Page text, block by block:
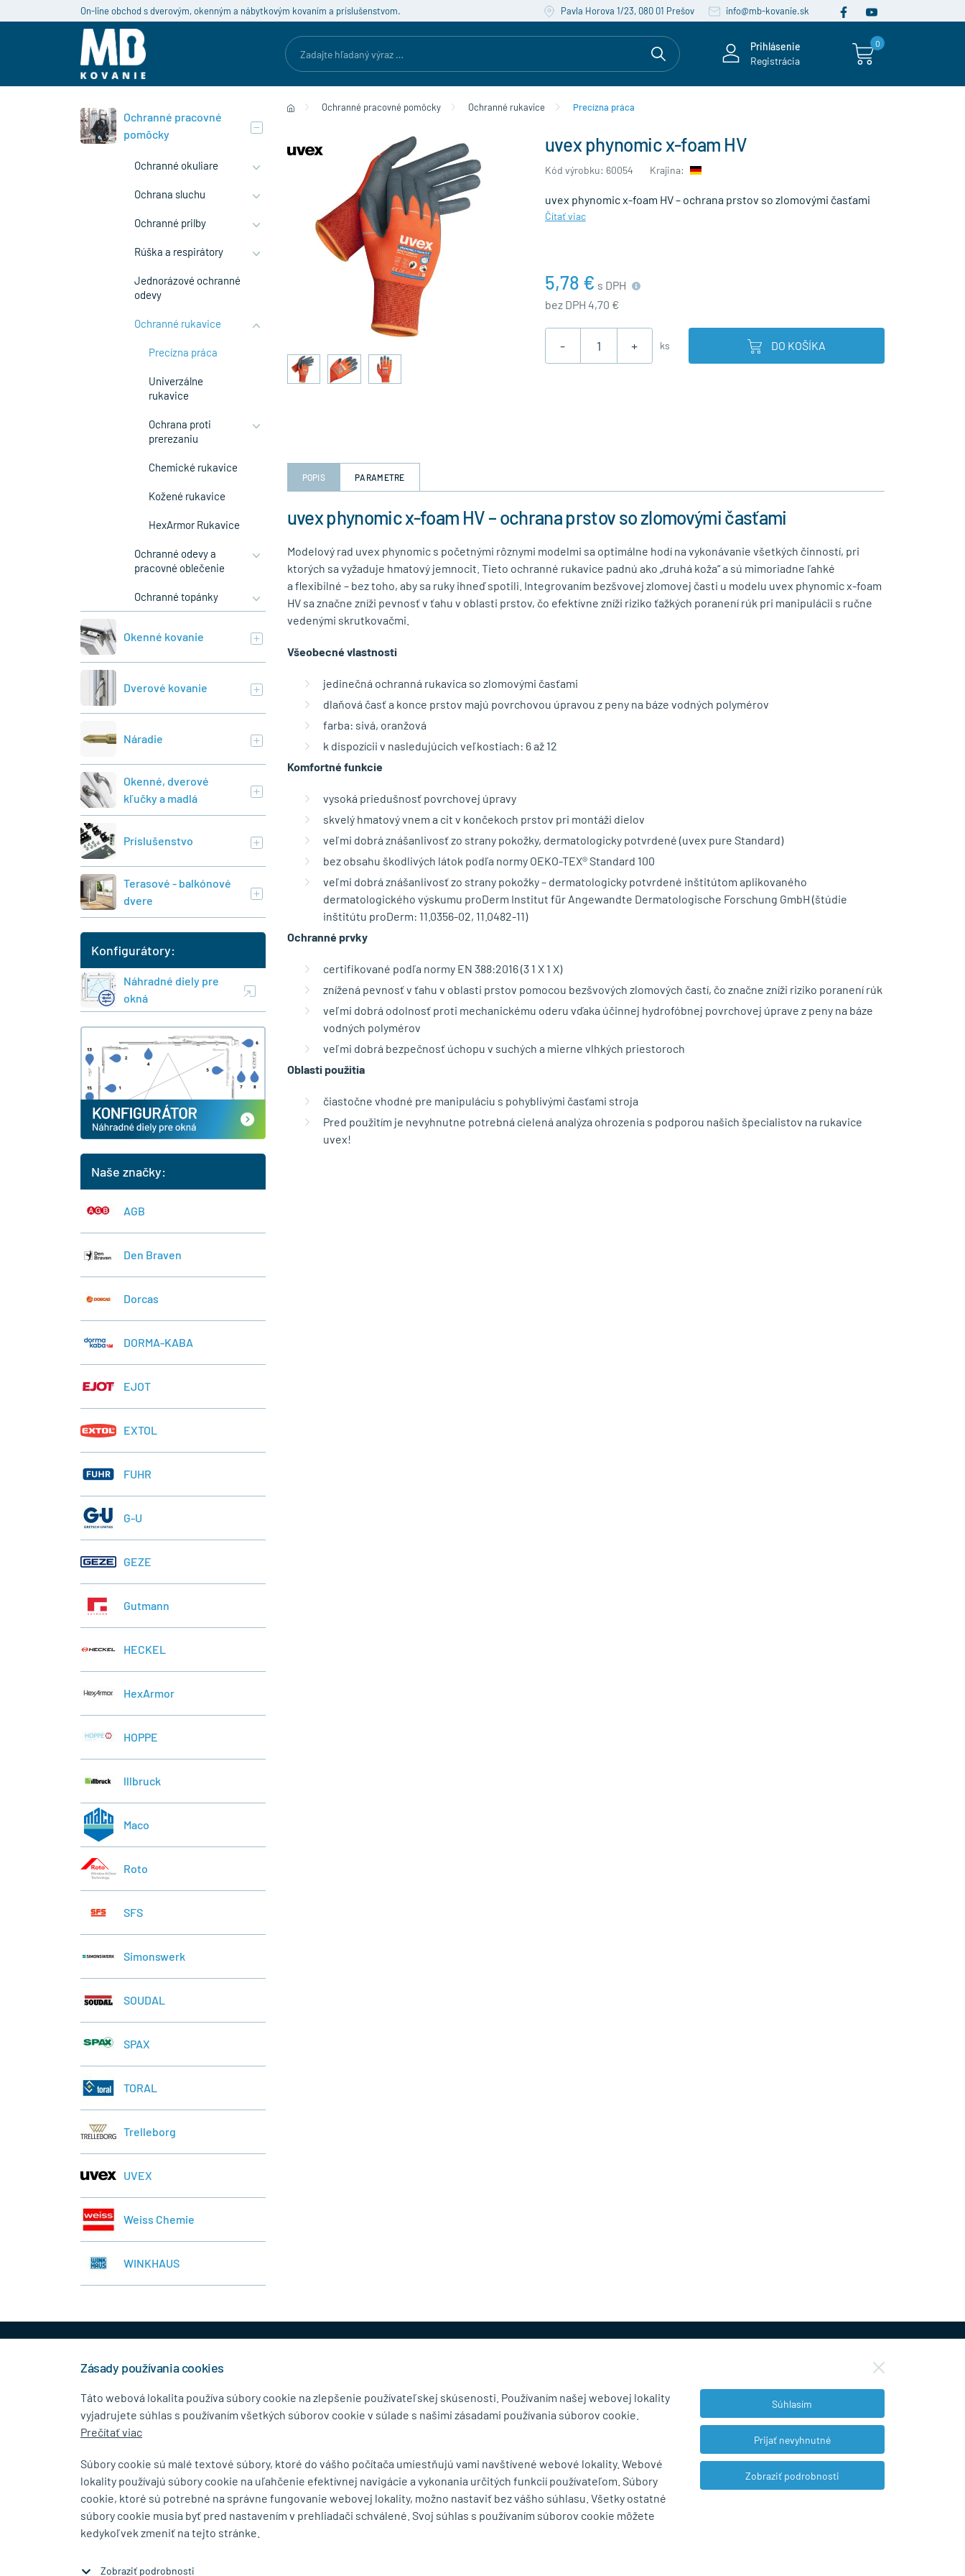
On-line obchod s dverovým, okenným a nábytkovým kovaním a príslušenstvom. Pavla Horova 1/23, 080 01 Prešov info@mb-kovanie.sk
Prihlásenie
Registrácia
0
Ochranné pracovné pomôcky Ochranné rukavice Precízna práca
uvex phynomic x-foam HV
Kód výrobku: 60054 Krajina:
uvex phynomic x-foam HV – ochrana prstov so zlomovými časťami
Čítať viac
5,78 € s DPH
bez DPH 4,70 €
- + ks DO KOŠÍKA
POPIS PARAMETRE
uvex phynomic x-foam HV – ochrana prstov so zlomovými časťami
Modelový rad uvex phynomic s početnými rôznymi modelmi sa optimálne hodí na vykonávanie všetkých činností, pri
ktorých sa vyžaduje hmatový jemnocit. Tieto ochranné rukavice padnú ako „druhá koža“ a sú mimoriadne ľahké
a flexibilné – bez toho, aby sa ruky ihneď spotili. Integrovaním bezšvovej zlomovej časti u modelu uvex phynomic x-foam
HV sa značne zníži pevnosť v ťahu v oblasti prstov, čo efektívne zníži riziko ťažkých poranení rúk pri manipulácii s ručne
vedenými skrutkovačmi.
Všeobecné vlastnosti
jedinečná ochranná rukavica so zlomovými časťami
dlaňová časť a konce prstov majú povrchovou úpravou z peny na báze vodných polymérov
farba: sivá, oranžová
k dispozícii v nasledujúcich veľkostiach: 6 až 12
Komfortné funkcie
vysoká priedušnosť povrchovej úpravy
skvelý hmatový vnem a cit v končekoch prstov pri montáži dielov
veľmi dobrá znášanlivosť zo strany pokožky, dermatologicky potvrdené (uvex pure Standard)
bez obsahu škodlivých látok podľa normy OEKO-TEX® Standard 100
veľmi dobrá znášanlivosť zo strany pokožky – dermatologicky potvrdené inštitútom aplikovaného
dermatologického výskumu proDerm Institut für Angewandte Dermatologische Forschung GmbH (štúdie
inštitútu proDerm: 11.0356-02, 11.0482-11)
Ochranné prvky
certifikované podľa normy EN 388:2016 (3 1 X 1 X)
znížená pevnosť v ťahu v oblasti prstov pomocou bezšvových zlomových častí, čo značne zníži riziko poranení rúk
veľmi dobrá odolnosť proti mechanickému oderu vďaka účinnej hydrofóbnej povrchovej úprave z peny na báze
vodných polymérov
veľmi dobrá bezpečnosť úchopu v suchých a mierne vlhkých priestoroch
Oblasti použitia
čiastočne vhodné pre manipuláciu s pohyblivými časťami stroja
Pred použitím je nevyhnutne potrebná cielená analýza ohrozenia s podporou našich špecialistov na rukavice
uvex!
Ochranné pracovné
pomôcky
Ochranné okuliare
Ochrana sluchu
Ochranné prilby
Rúška a respirátory
Jednorázové ochranné
odevy
Ochranné rukavice
Precízna práca
Univerzálne
rukavice
Ochrana proti
prerezaniu
Chemické rukavice
Kožené rukavice
HexArmor Rukavice
Ochranné odevy a
pracovné oblečenie
Ochranné topánky
Okenné kovanie
Dverové kovanie
Náradie
Okenné, dverové
kľučky a madlá
Príslušenstvo
Terasové - balkónové
dvere
Konfigurátory:
Náhradné diely pre
okná
Naše značky:
AGB
Den Braven
Dorcas
DORMA-KABA
EJOT
EXTOL
FUHR
G-U
GEZE
Gutmann
HECKEL
HexArmor
HOPPE
lllbruck
Maco
Roto
SFS
Simonswerk
SOUDAL
SPAX
TORAL
Trelleborg
UVEX
Weiss Chemie
WINKHAUS
KONTAKTNÉ ÚDAJE
MB.Kovanie
Pavla Horova 1/23, 080 01
Prešov
Zobraziť na mape
O Spoločnosti
Blog
Kontakty
Doručenie a osobný odber
Obchodné podmienky
Reklamačný poriadok
Ochrana osobných údajov
NEWSLETTER
Zásady používania cookies
Táto webová lokalita používa súbory cookie na zlepšenie používateľskej skúsenosti. Používaním našej webovej lokality
vyjadrujete súhlas s používaním všetkých súborov cookie v súlade s našimi zásadami používania súborov cookie.
Prečítať viac
Súbory cookie sú malé textové súbory, ktoré do vášho počítača umiestňujú vami navštívené webové lokality. Webové
lokality používajú súbory cookie na uľahčenie efektívnej navigácie a vykonania určitých funkcií používateľom. Súbory
cookie, ktoré sú potrebné na správne fungovanie webovej lokality, možno nastaviť bez vášho súhlasu. Všetky ostatné
súbory cookie musia byť pred nastavením v prehliadači schválené. Svoj súhlas s používaním súborov cookie môžete
kedykoľvek zmeniť na tejto stránke.
Zobraziť podrobnosti
Súhlasím
Prijať nevyhnutné
Zobraziť podrobnosti